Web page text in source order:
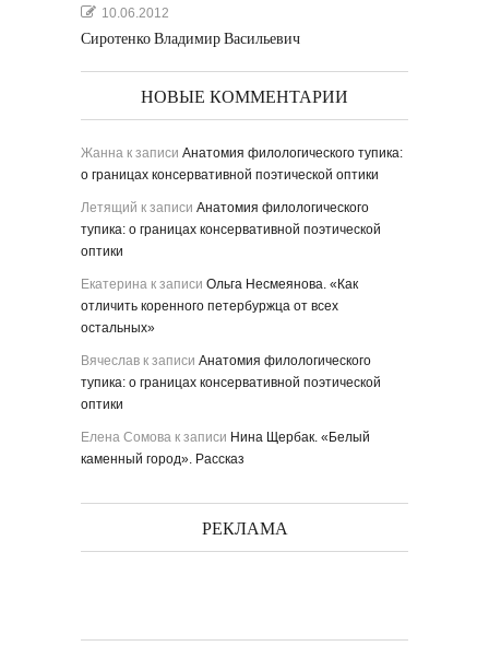
10.06.2012
Сиротенко Владимир Васильевич
НОВЫЕ КОММЕНТАРИИ
Жанна к записи Анатомия филологического тупика:
о границах консервативной поэтической оптики
Летящий к записи Анатомия филологического
тупика: о границах консервативной поэтической
оптики
Екатерина к записи Ольга Несмеянова. «Как
отличить коренного петербуржца от всех
остальных»
Вячеслав к записи Анатомия филологического
тупика: о границах консервативной поэтической
оптики
Елена Сомова к записи Нина Щербак. «Белый
каменный город». Рассказ
РЕКЛАМА